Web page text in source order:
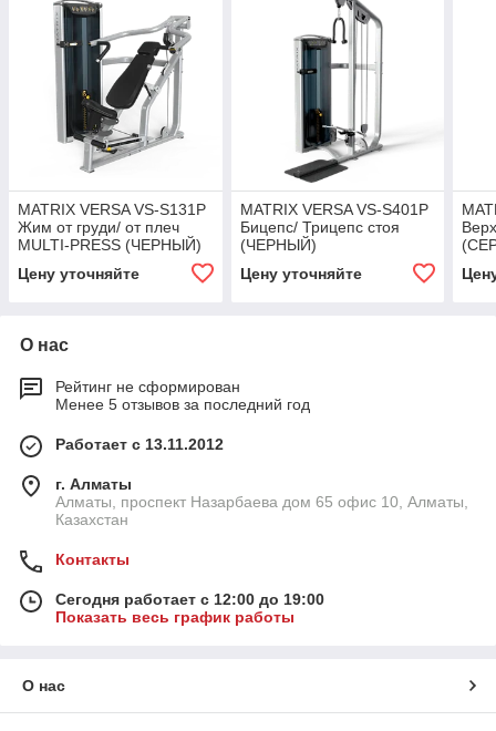
MATRIX VERSA VS-S131P
Жим от груди/ от плеч
MULTI-PRESS (ЧЕРНЫЙ)
Цену уточняйте
MATRIX VERSA VS-S401P
Бицепс/ Трицепс стоя
(ЧЕРНЫЙ)
Цену уточняйте
О нас
Рейтинг не сформирован
Менее 5 отзывов за последний год
Работает с 13.11.2012
г. Алматы
Алматы, проспект Назарбаева дом 65 офис 10, Алматы,
Казахстан
Контакты
Сегодня работает с 12:00 до 19:00
Показать весь график работы
О нас